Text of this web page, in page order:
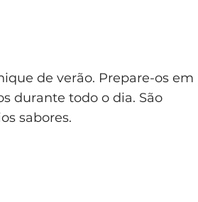
de verão. Prepare-os em
durante todo o dia. São
sabores.